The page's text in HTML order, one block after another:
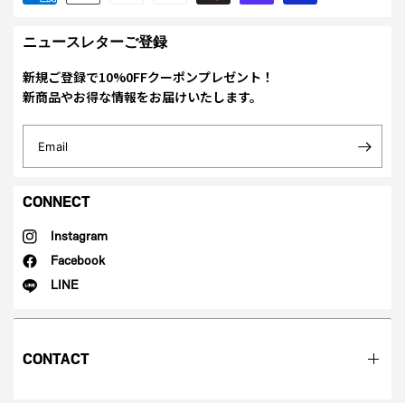
ニュースレターご登録
新規ご登録で10%0FFクーポンプレゼント！
新商品やお得な情報をお届けいたします。
Email
CONNECT
Instagram
Facebook
LINE
CONTACT